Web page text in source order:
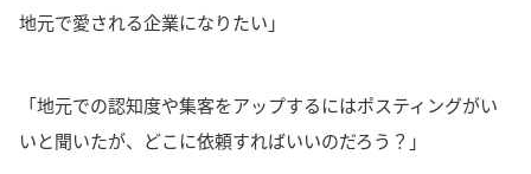
地元で愛される企業になりたい」
「地元での認知度や集客をアップするにはポスティングがい
いと聞いたが、どこに依頼すればいいのだろう？」